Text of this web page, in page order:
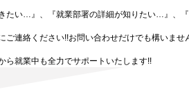
たい…』、『就業部署の詳細が知りたい…』、
連絡ください!!お問い合わせだけでも構いませ
ら就業中も全力でサポートいたします!!